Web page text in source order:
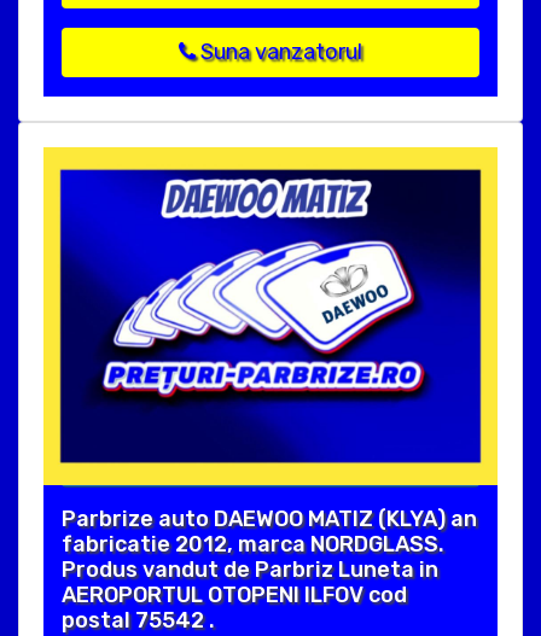
Suna vanzatorul
Parbrize auto DAEWOO MATIZ (KLYA) an
fabricatie 2012, marca NORDGLASS.
Produs vandut de Parbriz Luneta in
AEROPORTUL OTOPENI ILFOV cod
postal 75542 .